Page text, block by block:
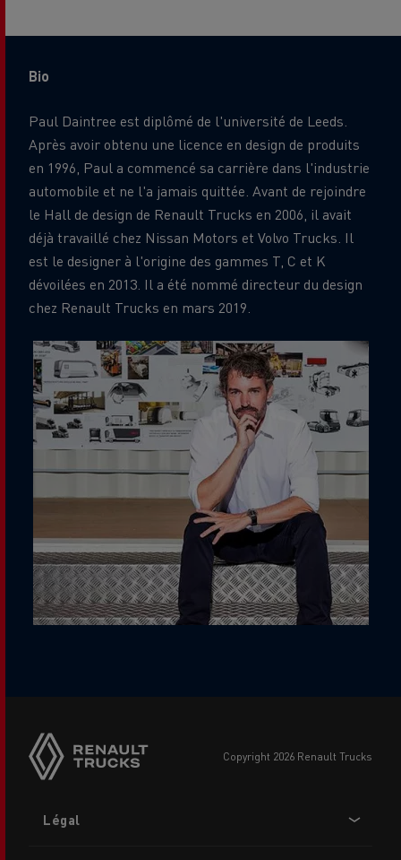
Bio
Paul Daintree est diplômé de l'université de Leeds.
Après avoir obtenu une licence en design de produits
en 1996, Paul a commencé sa carrière dans l'industrie
automobile et ne l'a jamais quittée. Avant de rejoindre
le Hall de design de Renault Trucks en 2006, il avait
déjà travaillé chez Nissan Motors et Volvo Trucks. Il
est le designer à l'origine des gammes T, C et K
dévoilées en 2013. Il a été nommé directeur du design
chez Renault Trucks en mars 2019.
copyright 2026 Renault Trucks
menu
Légal